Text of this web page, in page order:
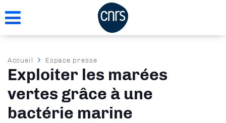
au
Fil
d'Ariane
Accueil Espace presse
Exploiter les marées
vertes grâce à une
bactérie marine